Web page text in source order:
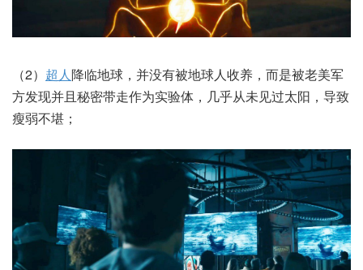
（2） 超人降临地球，并没有被地球人收养，而是被老美军
方发现并且秘密带走作为实验体，几乎从未见过太阳，导致
瘦弱不堪；